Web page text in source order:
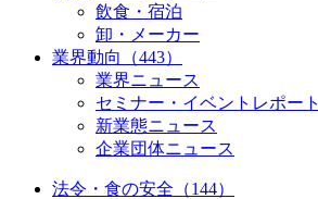
飲食・宿泊
卸・メーカー
業界動向（443）
業界ニュース
セミナー・イベントレポート
新業態ニュース
企業団体ニュース
法令・食の安全（144）